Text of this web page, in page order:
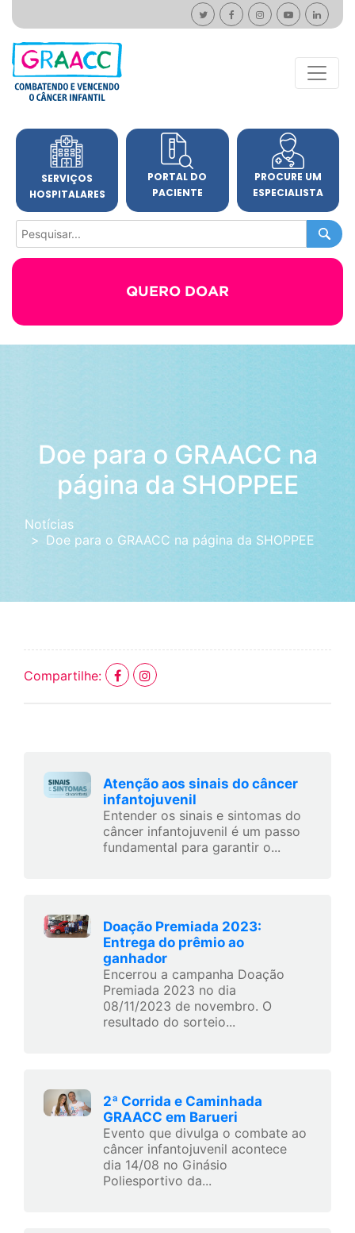
SERVIÇOS
HOSPITALARES
PORTAL DO
PACIENTE
PROCURE UM
ESPECIALISTA
QUERO DOAR
Doe para o GRAACC na
página da SHOPPEE
Notícias
Doe para o GRAACC na página da SHOPPEE
Compartilhe:
Atenção aos sinais do câncer
infantojuvenil
Entender os sinais e sintomas do
câncer infantojuvenil é um passo
fundamental para garantir o...
Doação Premiada 2023:
Entrega do prêmio ao
ganhador
Encerrou a campanha Doação
Premiada 2023 no dia
08/11/2023 de novembro. O
resultado do sorteio...
2ª Corrida e Caminhada
GRAACC em Barueri
Evento que divulga o combate ao
câncer infantojuvenil acontece
dia 14/08 no Ginásio
Poliesportivo da...